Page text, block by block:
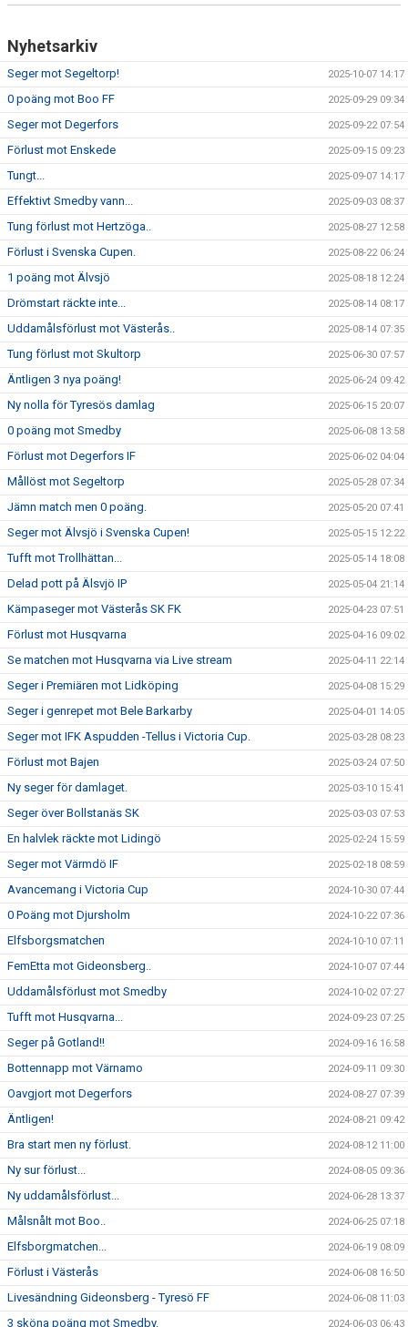
Nyhetsarkiv
Seger mot Segeltorp! 2025-10-07 14:17
0 poäng mot Boo FF 2025-09-29 09:34
Seger mot Degerfors 2025-09-22 07:54
Förlust mot Enskede 2025-09-15 09:23
Tungt... 2025-09-07 14:17
Effektivt Smedby vann... 2025-09-03 08:37
Tung förlust mot Hertzöga.. 2025-08-27 12:58
Förlust i Svenska Cupen. 2025-08-22 06:24
1 poäng mot Älvsjö 2025-08-18 12:24
Drömstart räckte inte... 2025-08-14 08:17
Uddamålsförlust mot Västerås.. 2025-08-14 07:35
Tung förlust mot Skultorp 2025-06-30 07:57
Äntligen 3 nya poäng! 2025-06-24 09:42
Ny nolla för Tyresös damlag 2025-06-15 20:07
0 poäng mot Smedby 2025-06-08 13:58
Förlust mot Degerfors IF 2025-06-02 04:04
Mållöst mot Segeltorp 2025-05-28 07:34
Jämn match men 0 poäng. 2025-05-20 07:41
Seger mot Älvsjö i Svenska Cupen! 2025-05-15 12:22
Tufft mot Trollhättan... 2025-05-14 18:08
Delad pott på Älsvjö IP 2025-05-04 21:14
Kämpaseger mot Västerås SK FK 2025-04-23 07:51
Förlust mot Husqvarna 2025-04-16 09:02
Se matchen mot Husqvarna via Live stream 2025-04-11 22:14
Seger i Premiären mot Lidköping 2025-04-08 15:29
Seger i genrepet mot Bele Barkarby 2025-04-01 14:05
Seger mot IFK Aspudden -Tellus i Victoria Cup. 2025-03-28 08:23
Förlust mot Bajen 2025-03-24 07:50
Ny seger för damlaget. 2025-03-10 15:41
Seger över Bollstanäs SK 2025-03-03 07:53
En halvlek räckte mot Lidingö 2025-02-24 15:59
Seger mot Värmdö IF 2025-02-18 08:59
Avancemang i Victoria Cup 2024-10-30 07:44
0 Poäng mot Djursholm 2024-10-22 07:36
Elfsborgsmatchen 2024-10-10 07:11
FemEtta mot Gideonsberg.. 2024-10-07 07:44
Uddamålsförlust mot Smedby 2024-10-02 07:27
Tufft mot Husqvarna... 2024-09-23 07:25
Seger på Gotland!! 2024-09-16 16:58
Bottennapp mot Värnamo 2024-09-11 09:30
Oavgjort mot Degerfors 2024-08-27 07:39
Äntligen! 2024-08-21 09:42
Bra start men ny förlust. 2024-08-12 11:00
Ny sur förlust... 2024-08-05 09:36
Ny uddamålsförlust... 2024-06-28 13:37
Målsnålt mot Boo.. 2024-06-25 07:18
Elfsborgmatchen... 2024-06-19 08:09
Förlust i Västerås 2024-06-08 16:50
Livesändning Gideonsberg - Tyresö FF 2024-06-08 11:03
3 sköna poäng mot Smedby. 2024-06-03 06:43